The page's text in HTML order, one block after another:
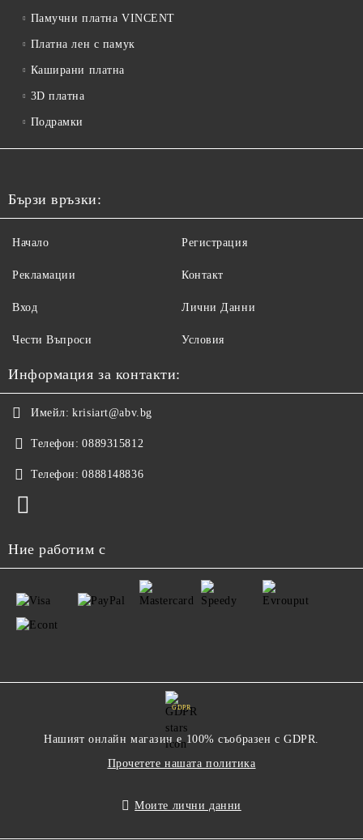
Памучни платна VINCENT
Платна лен с памук
Каширани платна
3D платна
Подрамки
Бързи връзки:
Начало
Рекламации
Вход
Чести Въпроси
Регистрация
Контакт
Лични Данни
Условия
Информация за контакти:
Имейл: krisiart@abv.bg
Телефон: 0889315812
Телефон: 0888148836
Ние работим с
GDPR
Нашият онлайн магазин е 100% съобразен с GDPR.
Прочетете нашата политика
Моите лични данни